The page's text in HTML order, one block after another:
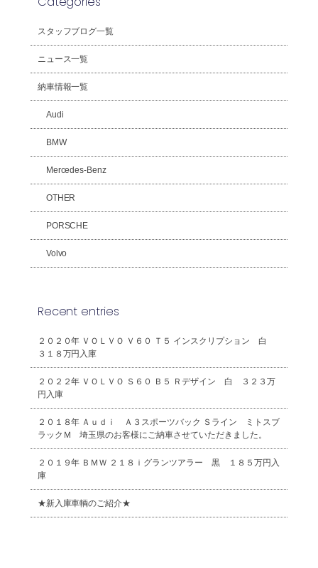
スタッフブログ一覧
ニュース一覧
納車情報一覧
Audi
BMW
Mercedes-Benz
OTHER
PORSCHE
Volvo
Recent entries
２０２０年 ＶＯＬＶＯ Ｖ６０ Ｔ５ インスクリプション 白
３１８万円入庫
２０２２年 ＶＯＬＶＯ Ｓ６０ Ｂ５ Ｒデザイン 白 ３２３万
円入庫
２０１８年 Ａｕｄｉ Ａ３スポーツバック Ｓライン ミトスブ
ラックＭ 埼玉県のお客様にご納車させていただきました。
２０１９年 ＢＭＷ ２１８ｉグランツアラー 黒 １８５万円入
庫
★新入庫車輌のご紹介★